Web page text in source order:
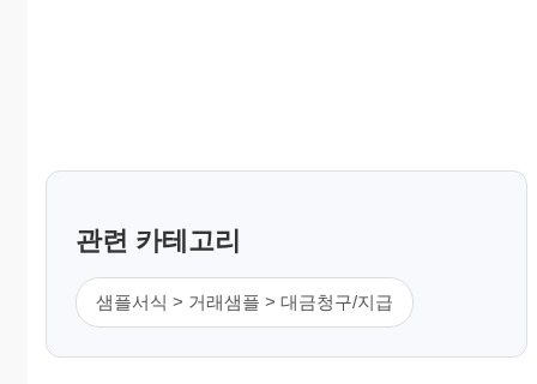
관련 카테고리
샘플서식 > 거래샘플 > 대금청구/지급